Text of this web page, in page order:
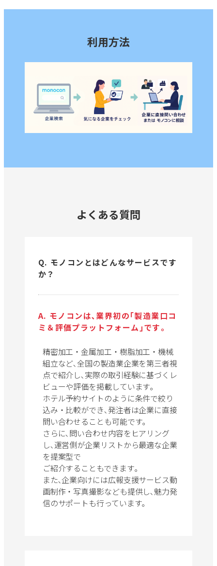
利用方法
よくある質問
Q. モノコンとはどんなサービスです
か？
A. モノコンは､業界初の｢製造業口コ
ミ＆評価プラットフォーム｣です｡
精密加工・金属加工・樹脂加工・機械
組立など､全国の製造業企業を第三者視
点で紹介し､実際の取引経験に基づくレ
ビューや評価を掲載しています｡
ホテル予約サイトのように条件で絞り
込み・比較ができ､発注者は企業に直接
問い合わせることも可能です｡
さらに､問い合わせ内容をヒアリング
し､運営側が企業リストから最適な企業
を提案型で
ご紹介することもできます｡
また､企業向けには広報支援サービス動
画制作・写真撮影なども提供し､魅力発
信のサポートも行っています｡
射出成形
小ロット対応
急な納期対応
真空成形
精密鋳造
訪問打ち合わせ可
設計から一貫対応
設計代行
試作対応
超音波溶着
銅加工